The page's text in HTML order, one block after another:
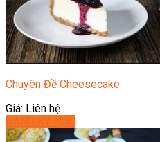
Chuyên Đề Cheesecake
Giá: Liên hệ